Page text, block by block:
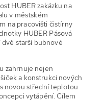
HUBER zakázku na
v městském
na pracovišti čistírny
HUBER Pásová
starší bubnové
zahrnuje nejen
a konstrukci nových
s novou střední teplotou
vytápění. Cílem